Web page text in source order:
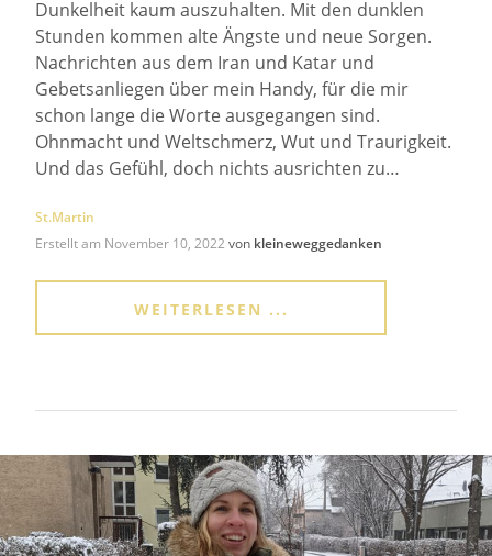
Dunkelheit kaum auszuhalten. Mit den dunklen
Stunden kommen alte Ängste und neue Sorgen.
Nachrichten aus dem Iran und Katar und
Gebetsanliegen über mein Handy, für die mir
schon lange die Worte ausgegangen sind.
Ohnmacht und Weltschmerz, Wut und Traurigkeit.
Und das Gefühl, doch nichts ausrichten zu…
St.Martin
Erstellt am November 10, 2022 von kleineweggedanken
WEITERLESEN ...